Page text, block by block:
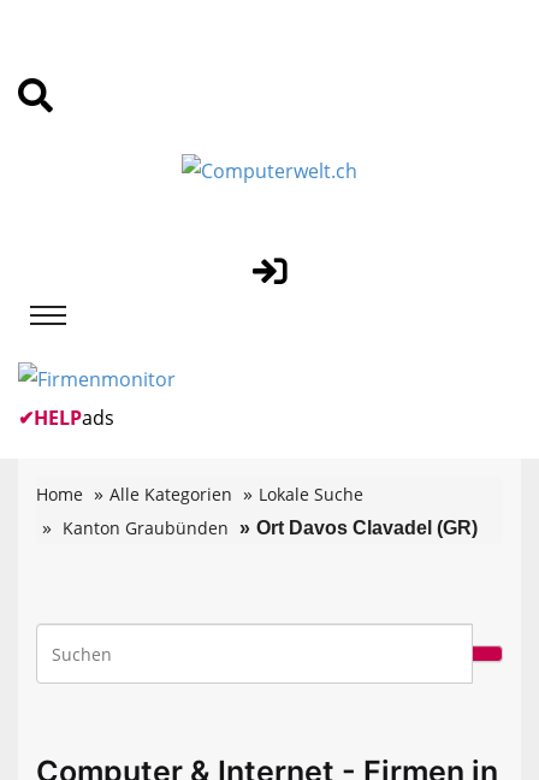
✔HELPads
Home Alle Kategorien
Lokale Suche
Kanton Graubünden
Ort Davos Clavadel (GR)
Computer & Internet - Firmen in